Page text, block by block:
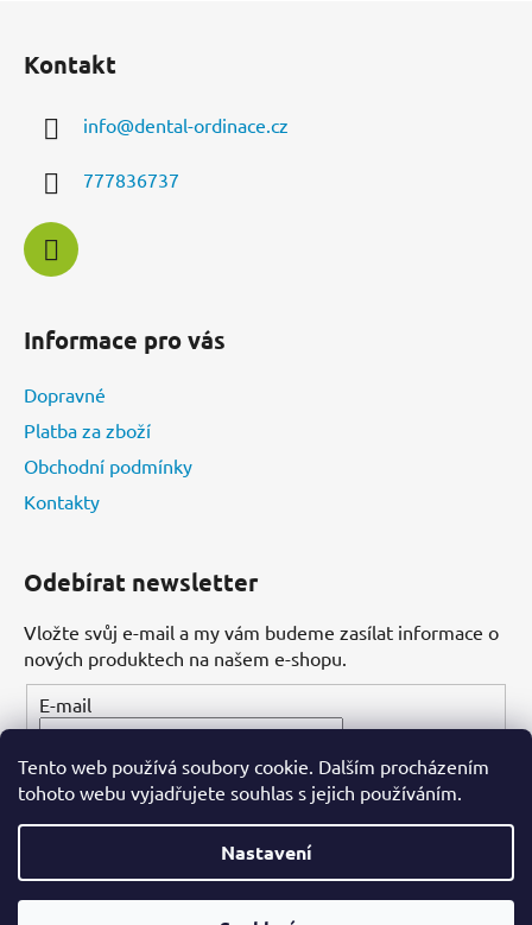
Tento web používá soubory cookie. Dalším procházením
tohoto webu vyjadřujete souhlas s jejich používáním.
Nastavení
Kontakt
info@dental-ordinace.cz
777836737
Informace pro vás
Dopravné
Platba za zboží
Obchodní podmínky
Kontakty
Odebírat newsletter
Vložte svůj e-mail a my vám budeme zasílat informace o
nových produktech na našem e-shopu.
E-mail
PŘIHLÁSIT SE
Vytvořil Shoptet